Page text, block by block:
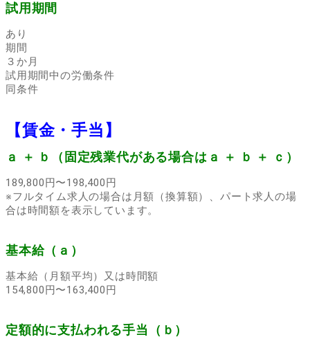
試用期間
あり
期間
３か月
試用期間中の労働条件
同条件
【賃金・手当】
ａ ＋ ｂ （固定残業代がある場合はａ ＋ ｂ ＋ ｃ）
189,800円〜198,400円
※フルタイム求人の場合は月額（換算額）、パート求人の場
合は時間額を表示しています。
基本給（ａ）
基本給（月額平均）又は時間額
154,800円〜163,400円
定額的に支払われる手当（ｂ）